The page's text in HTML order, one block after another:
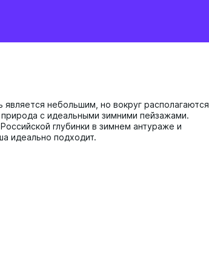
является небольшим, но вокруг располагаются
с идеальными зимними пейзажами.
глубинки в зимнем антураже и
идеально подходит.